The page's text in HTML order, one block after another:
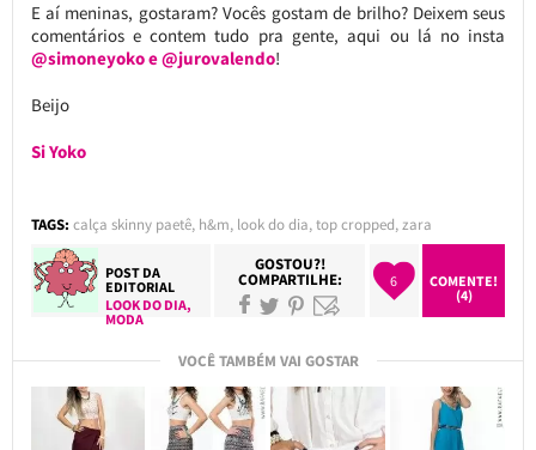
E aí meninas, gostaram? Vocês gostam de brilho? Deixem seus
comentários e contem tudo pra gente, aqui ou lá no insta
@simoneyoko e @jurovalendo!
Beijo
Si Yoko
TAGS: calça skinny paetê, h&m, look do dia,top cropped,zara
POST DA
EDITORIAL
LOOK DO DIA,
MODA
GOSTOU?!
COMPARTILHE: 6
COMENTE!
(4)
VOCÊ TAMBÉM VAI GOSTAR